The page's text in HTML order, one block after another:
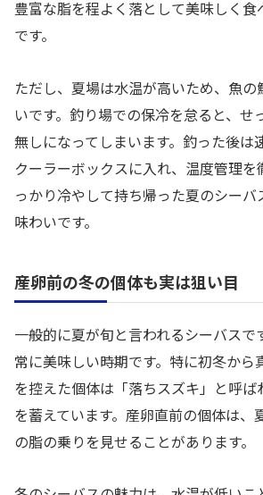
豊富な脂を程よく落として美味しく
です。
ただし、夏場は水温が高いため、魚
いです。釣り場での保冷を怠ると、せ
無しになってしまいます。釣った後は
クーラーボックスに入れ、温度管理を
っかり冷やして持ち帰った夏のシー
味わいです。
産卵前の冬の個体も実は狙い目
一般的に夏が旬と言われるシーバス
常に美味しい時期です。特に初冬から
を控えた個体は「落ちスズキ」と呼ば
を蓄えています。産卵直前の個体は、
の脂の乗りを見せることがあります。